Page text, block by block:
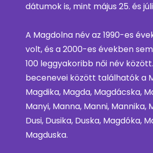
dátumok is, mint május 25. és
A Magdolna név az 1990-es
volt, és a 2000-es években
100 leggyakoribb női név
becenevei között találhatók a
Magdika, Magda, Magdácska,
Manyi, Manna, Manni, Mannika,
Dusi, Dusika, Duska, Magdóka,
Magduska.